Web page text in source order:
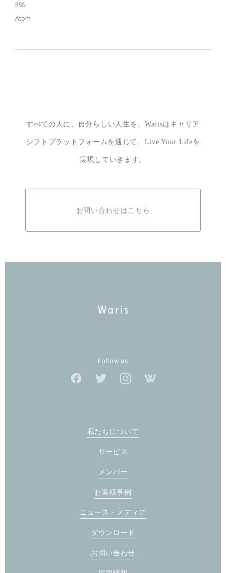
RSS
Atom
すべての人に、自分らしい人生を。Warisはキャリア
シフトプラットフォームを通じて、 Live Your Lifeを
実現していきます。
お問い合わせはこちら
Follow us
私たちについて
サービス
メンバー
お客様事例
ニュース・メディア
ダウンロード
お問い合わせ